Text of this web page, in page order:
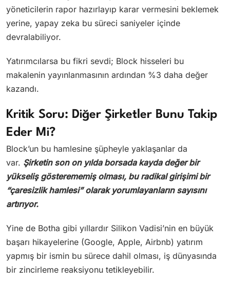
yöneticilerin rapor hazırlayıp karar vermesini beklemek
yerine, yapay zeka bu süreci saniyeler içinde
devralabiliyor.
Yatırımcılarsa bu fikri sevdi; Block hisseleri bu
makalenin yayınlanmasının ardından %3 daha değer
kazandı.
Kritik Soru: Diğer Şirketler Bunu Takip
Eder Mi?
Block’un bu hamlesine şüpheyle yaklaşanlar da
var. Şirketin son on yılda borsada kayda değer bir
yükseliş gösterememiş olması, bu radikal girişimi bir
“çaresizlik hamlesi” olarak yorumlayanların sayısını
artırıyor.
Yine de Botha gibi yıllardır Silikon Vadisi’nin en büyük
başarı hikayelerine (Google, Apple, Airbnb) yatırım
yapmış bir ismin bu sürece dahil olması, iş dünyasında
bir zincirleme reaksiyonu tetikleyebilir.